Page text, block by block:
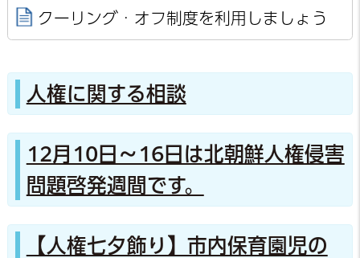
クーリング・オフ制度を利用しましょう
人権に関する相談
12月10日～16日は北朝鮮人権侵害
問題啓発週間です。
【人権七夕飾り】市内保育園児の